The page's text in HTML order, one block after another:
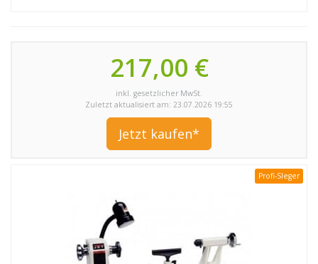
217,00 €
inkl. gesetzlicher MwSt.
Zuletzt aktualisiert am: 23.07.2026 19:55
Jetzt kaufen*
Profi-SIeger